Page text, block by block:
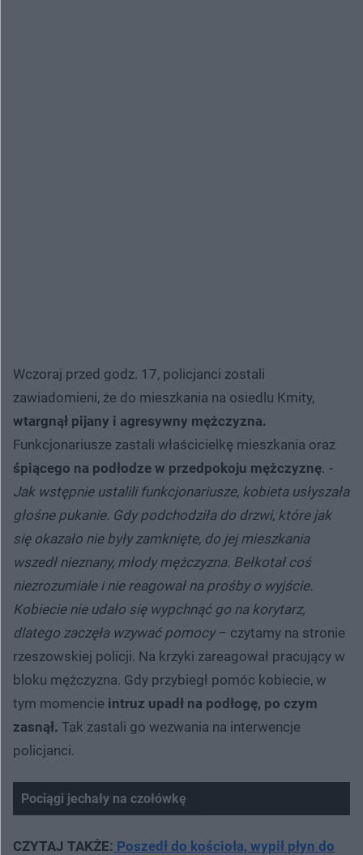
Wczoraj przed godz. 17, policjanci zostali
zawiadomieni, że do mieszkania na osiedlu Kmity,
wtargnął pijany i agresywny mężczyzna.
Funkcjonariusze zastali właścicielkę mieszkania oraz
śpiącego na podłodze w przedpokoju mężczyznę. -
Jak wstępnie ustalili funkcjonariusze, kobieta usłyszała
głośne pukanie. Gdy podchodziła do drzwi, które jak
się okazało nie były zamknięte, do jej mieszkania
wszedł nieznany, młody mężczyzna. Bełkotał coś
niezrozumiale i nie reagował na prośby o wyjście.
Kobiecie nie udało się wypchnąć go na korytarz,
dlatego zaczęła wzywać pomocy– czytamy na stronie
rzeszowskiej policji. Na krzyki zareagował pracujący w
bloku mężczyzna. Gdy przybiegł pomóc kobiecie, w
tym momencie intruz upadł na podłogę, po czym
zasnął. Tak zastali go wezwania na interwencje
policjanci.
Pociągi jechały na czołówkę
CZYTAJ TAKŻE: Poszedł do kościoła, wypił płyn do